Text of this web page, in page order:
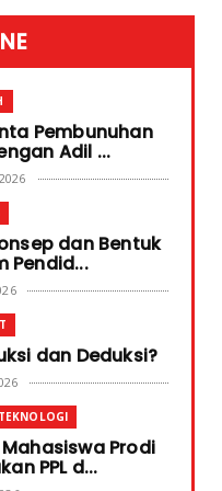
Pembunuhan
Adil ...
dan Bentuk
Pendid...
dan Deduksi?
Mahasiswa Prodi
PPL d...